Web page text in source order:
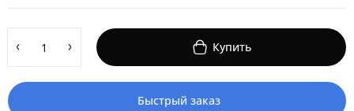
Купить
Быстрый заказ